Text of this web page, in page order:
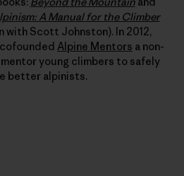
A Manual for the Climber
Scott Johnston). In 2012,
Alpine Mentors a non-
young climbers to safely
better alpinists.